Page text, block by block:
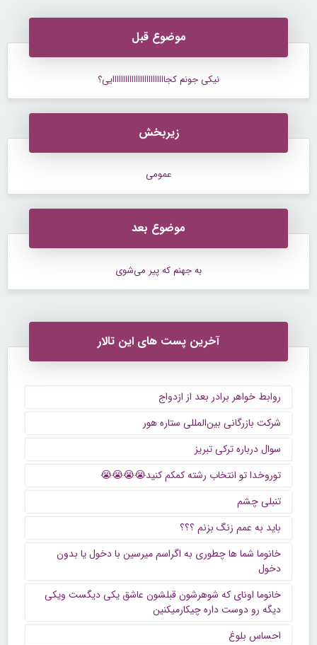
موضوع قبل
نیکی جونم کجااااااااااااااااااااااااایی؟
زیربخش
عمومی
موضوع بعد
به جهنم که پیر می‌‌شوی
آخرین پست های این تالار
روابط خواهر برادر بعد از ازدواج
شرکت بازرگانی بین‌المللی ستاره هور
سوال درباره ترکی تبریز
توروخدا تو انتخاب رشته کمکم کنید😭😭😭😭
تنبلی چشم
باید به عمم زنگ بزنم ؟؟؟
خانوما شما ها چطوری به اگراسم میرسین با دخول یا بدون
دخول
خانوما اونای که شوهرشون قبلشون عاشق یکی دیگست ویکی
دیگه رو دوست داره چیکارمیکنین
احساس بلوغ